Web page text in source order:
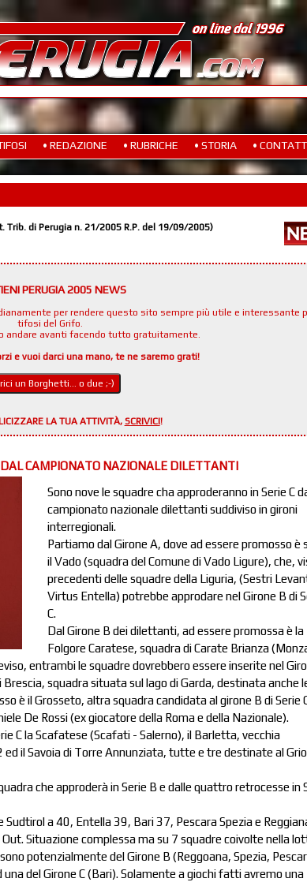
• REDAZIONE • RUBRICHE • STORIA •
di Perugia n. 21/2005 R.P. del 19/09/2005)
PERUGIA 2005 NEWS
per rendere questo sito sempre più utile e interessante
tifosi del Grifo.
andare avanti facendo tutto gratuitamente.
e vuoi darci una mano, te ne saremo grati!
un Borghetti... o due ;-)
LA TUA ATTIVITÀ, SCRIVICI!
CAMPIONATO NAZIONALE DILETTANTI
Sono nove le squadre cha approderanno in Serie C
campionato nazionale dilettanti suddiviso in gironi
interregionali.
Partiamo dal Girone A, dove ad essere promosso è
il Vado (squadra del Comune di Vado Ligure), che,
precedenti delle squadre della Liguria, (Sestri
Virtus Entella) potrebbe approdare nel Girone B di
C.
Dal Girone B dei dilettanti, ad essere promossa è la
Folgore Caratese, squadra di Carate Brianza
entrambi le squadre dovrebbero essere inserite nel
squadra situata sul lago di Garda, destinata anche
è il Grosseto, altra squadra candidata al girone B di Serie
De Rossi (ex giocatore della Roma e della Nazionale).
C la Scafatese (Scafati - Salerno), il Barletta, vecchia
ed il Savoia di Torre Annunziata, tutte e tre destinate al
che approderà in Serie B e dalle quattro retrocesse in
a 40, Entella 39, Bari 37, Pescara Spezia e
Situazione complessa ma su 7 squadre coivolte nella
potenzialmente del Girone B (Reggoana, Spezia,
del Girone C (Bari). Solamente a giochi fatti avremo una